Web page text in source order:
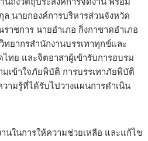
นายกองค์การบริหารส่วนจังหวัด
าชการ นายอำเภอ กิ่งกาชาดอำเภอ
ทยากรสำนักงานบรรเทาทุกข์และ
ทย และจิตอาสาผู้เข้ารับการอบรม
เข้าใจภัยพิบัติ การบรรเทาภัยพิบัติ
มรู้ที่ได้รับไปวางแผนการดำเนิน
นในการให้ความช่วยเหลือ และแก้ไข